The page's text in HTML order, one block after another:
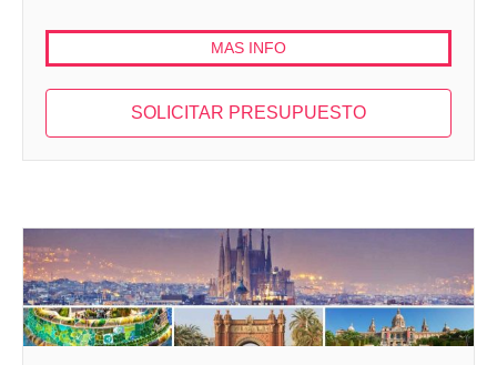
MAS INFO
SOLICITAR PRESUPUESTO